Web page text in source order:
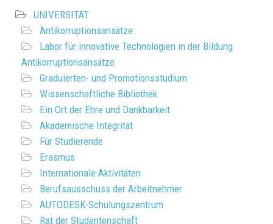
UNIVERSITÄT
Antikorruptionsansätze
Labor für innovative Technologien in der Bildung
Antikorruptionsansätze
Graduierten- und Promotionsstudium
Wissenschaftliche Bibliothek
Ein Ort der Ehre und Dankbarkeit
Akademische Integrität
Für Studierende
Erasmus
Internationale Aktivitäten
Berufsausschuss der Arbeitnehmer
AUTODESK-Schulungszentrum
Rat der Studentenschaft